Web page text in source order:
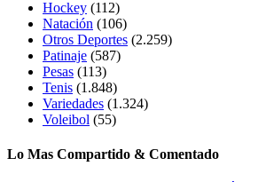
Hockey (112)
Natación (106)
Otros Deportes (2.259)
Patinaje (587)
Pesas (113)
Tenis (1.848)
Variedades (1.324)
Voleibol (55)
Lo Mas Compartido & Comentado